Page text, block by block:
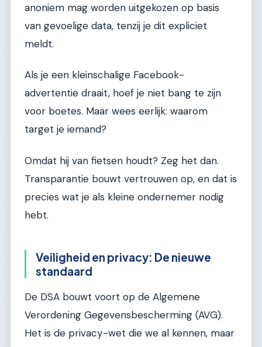
anoniem mag worden uitgekozen op basis
van gevoelige data, tenzij je dit expliciet
meldt.
Als je een kleinschalige Facebook-
advertentie draait, hoef je niet bang te zijn
voor boetes. Maar wees eerlijk: waarom
target je iemand?
Omdat hij van fietsen houdt? Zeg het dan.
Transparantie bouwt vertrouwen op, en dat is
precies wat je als kleine ondernemer nodig
hebt.
Veiligheid en privacy: De nieuwe
standaard
De DSA bouwt voort op de Algemene
Verordening Gegevensbescherming (AVG).
Het is de privacy-wet die we al kennen, maar